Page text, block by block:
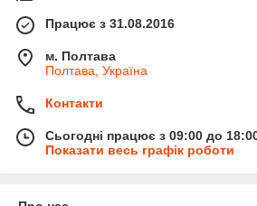
Працює з 31.08.2016
м. Полтава
Полтава, Україна
Контакти
Сьогодні працює з 09:00 до
Показати весь графік роботи